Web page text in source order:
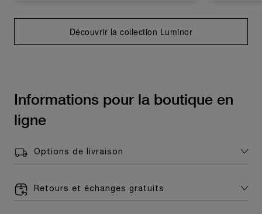
Découvrir la collection Luminor
Informations pour la boutique en
ligne
Options de livraison
Retours et échanges gratuits